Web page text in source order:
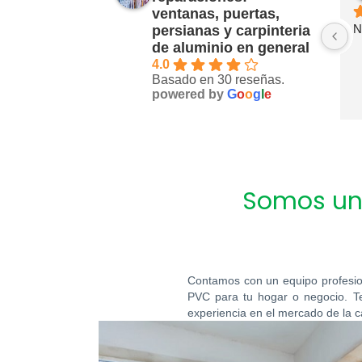
ventanas, puertas,
persianas y carpinteria
de aluminio en general
4.0
Basado en 30 reseñas.
powered by Goog e
Nunca contestan a los mensajes
de WhatsApp, contaba con ellos,
mandé los vídeos que pidieron
pero no hubo ninguna respuesta,
Somos
Contamos con un equipo
PVC para tu hogar o negocio.
experiencia en el mercado de la